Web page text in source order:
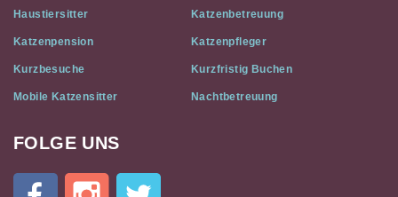
Haustiersitter Katzenbetreuung
Katzenpension Katzenpfleger
Kurzbesuche Kurzfristig Buchen
Mobile Katzensitter Nachtbetreuung
Cat
FOLGE UNS